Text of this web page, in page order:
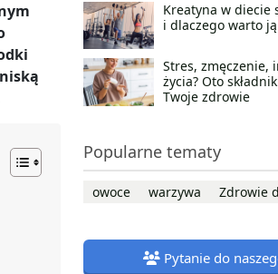
Kreatyna w diecie
i dlaczego warto
Stres, zmęczenie,
życia? Oto
Twoje zdrowie
Popularne tematy
owoce warzywa Zdrowie
Pytanie do